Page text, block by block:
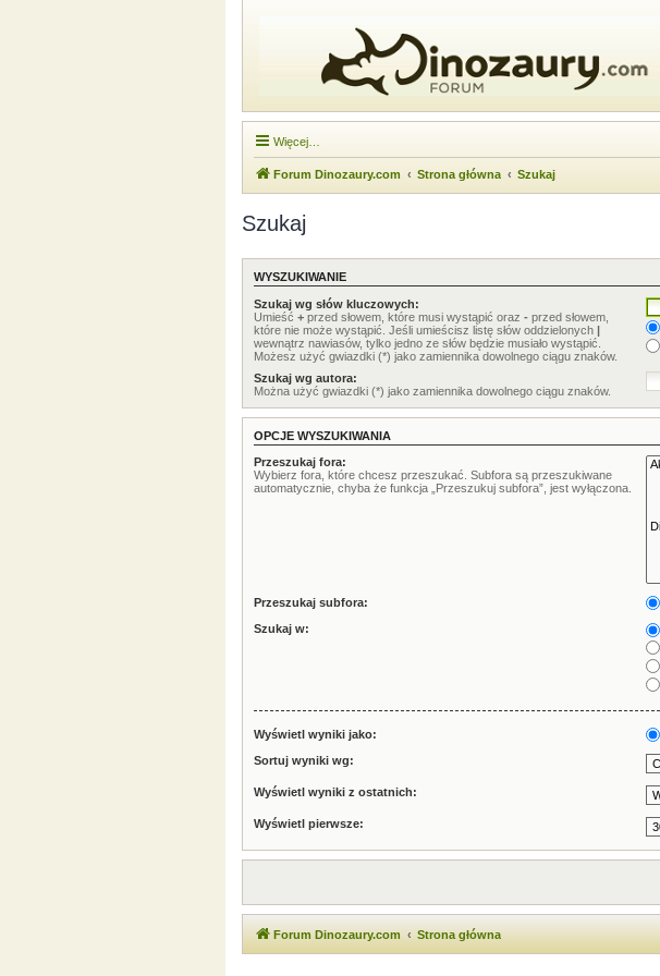
Więcej…
Forum Dinozaury.com Strona główna Szukaj
Szukaj
WYSZUKIWANIE
Szukaj wg słów kluczowych:
Umieść + przed słowem, które musi wystąpić oraz - przed słowem,
które nie może wystąpić. Jeśli umieścisz listę słów oddzielonych |
wewnątrz nawiasów, tylko jedno ze słów będzie musiało wystąpić.
Możesz użyć gwiazdki (*) jako zamiennika dowolnego ciągu znaków.
Szukaj wg autora:
Można użyć gwiazdki (*) jako zamiennika dowolnego ciągu znaków.
OPCJE WYSZUKIWANIA
Przeszukaj fora:
Wybierz fora, które chcesz przeszukać. Subfora są przeszukiwane
automatycznie, chyba że funkcja „Przeszukuj subfora”, jest wyłączona.
Przeszukaj subfora:
Szukaj w:
Wyświetl wyniki jako:
Sortuj wyniki wg:
Wyświetl wyniki z ostatnich:
Wyświetl pierwsze:
Forum Dinozaury.com Strona główna